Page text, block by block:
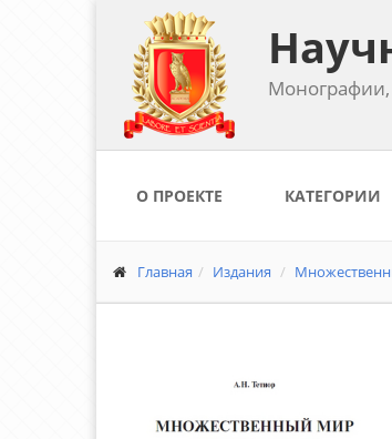
Монографии,
О ПРОЕКТЕ КАТЕГОРИИ
Главная Издания